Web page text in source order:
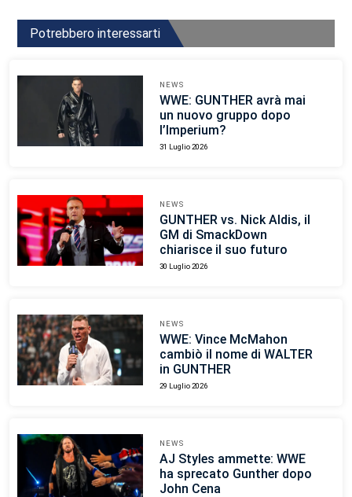
Potrebbero interessarti
NEWS
WWE: GUNTHER avrà mai
un nuovo gruppo dopo
l’Imperium?
31 Luglio 2026
NEWS
GUNTHER vs. Nick Aldis, il
GM di SmackDown
chiarisce il suo futuro
30 Luglio 2026
NEWS
WWE: Vince McMahon
cambiò il nome di WALTER
in GUNTHER
29 Luglio 2026
NEWS
AJ Styles ammette: WWE
ha sprecato Gunther dopo
John Cena